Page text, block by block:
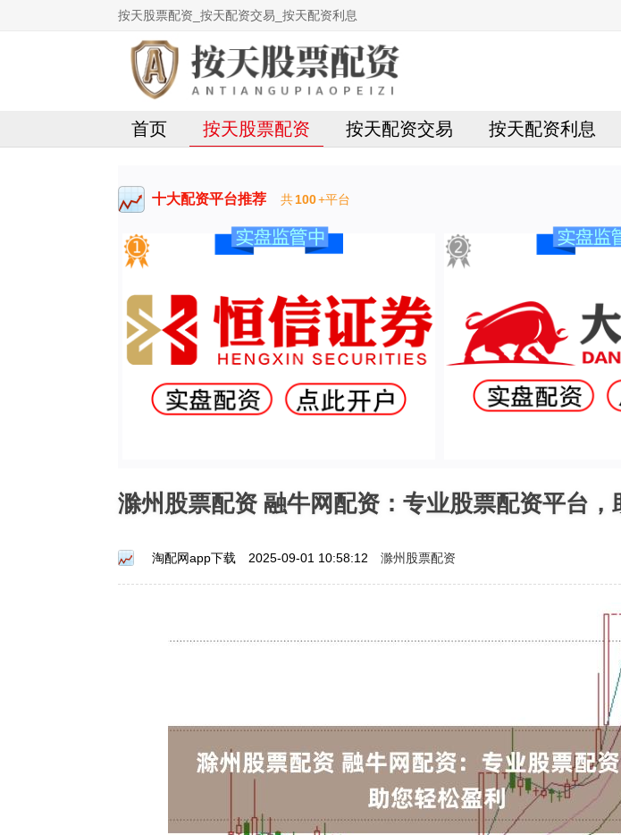
按天股票配资_按天配资交易_按天配资利息
首页 按天股票配资 按天配资交易 按天配资利息
十大配资平台推荐 共100+平台
滁州股票配资 融牛网配资：专业股票配资平台，
淘配网app下载 2025-09-01 10:58:12 滁州股票配资